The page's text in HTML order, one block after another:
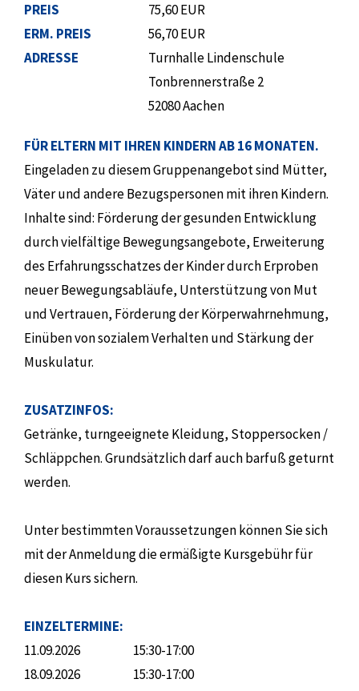
PREIS
ERM. PREIS
ADRESSE
75,60 EUR
56,70 EUR
Turnhalle Lindenschule
Tonbrennerstraße 2
52080 Aachen
FÜR ELTERN MIT IHREN KINDERN AB 16 MONATEN.
Eingeladen zu diesem Gruppenangebot sind Mütter,
Väter und andere Bezugspersonen mit ihren Kindern.
Inhalte sind: Förderung der gesunden Entwicklung
durch vielfältige Bewegungsangebote, Erweiterung
des Erfahrungsschatzes der Kinder durch Erproben
neuer Bewegungsabläufe, Unterstützung von Mut
und Vertrauen, Förderung der Körperwahrnehmung,
Einüben von sozialem Verhalten und Stärkung der
Muskulatur.
ZUSATZINFOS:
Getränke, turngeeignete Kleidung, Stoppersocken /
Schläppchen. Grundsätzlich darf auch barfuß geturnt
werden.
Unter bestimmten Voraussetzungen können Sie sich
mit der Anmeldung die ermäßigte Kursgebühr für
diesen Kurs sichern.
EINZELTERMINE:
11.09.2026
15:30-17:00
18.09.2026
15:30-17:00